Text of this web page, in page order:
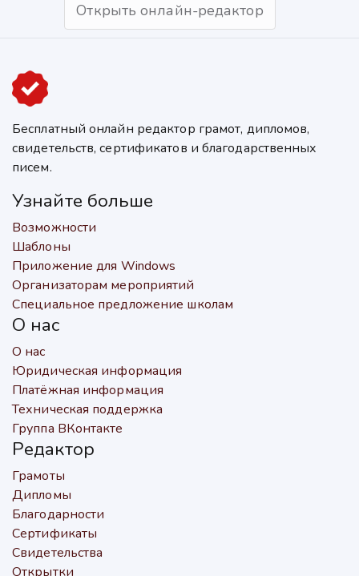
Открыть онлайн-редактор
Бесплатный онлайн редактор грамот, дипломов,
свидетельств, сертификатов и благодарственных
писем.
Узнайте больше
Возможности
Шаблоны
Приложение для Windows
Организаторам мероприятий
Специальное предложение школам
О нас
О нас
Юридическая информация
Платёжная информация
Техническая поддержка
Группа ВКонтакте
Редактор
Грамоты
Дипломы
Благодарности
Сертификаты
Свидетельства
Открытки